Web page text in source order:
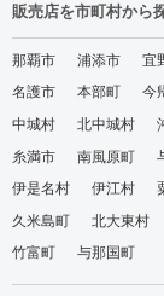
販売店を市町村から
那覇市 浦添市 宜
名護市
本部町 今
中城村
北中城村
糸満市
南風原町
伊是名村
伊江村
久米島町
北大東村
竹富町
与那国町